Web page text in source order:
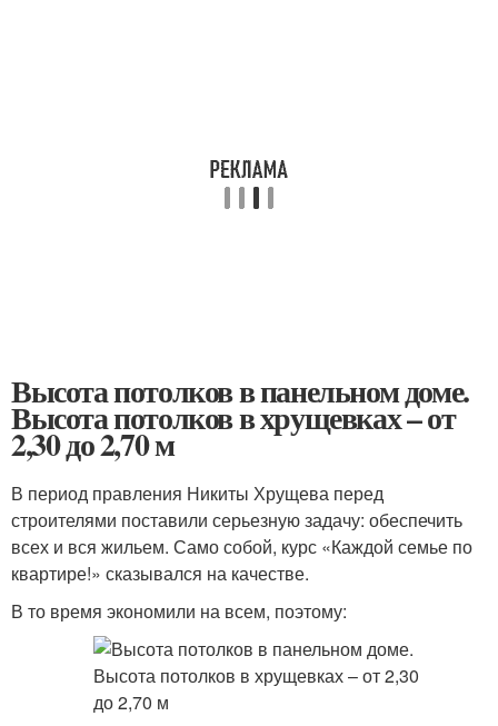
Высота потолков в панельном доме.
Высота потолков в хрущевках – от
2,30 до 2,70 м
В период правления Никиты Хрущева перед
строителями поставили серьезную задачу: обеспечить
всех и вся жильем. Само собой, курс «Каждой семье по
квартире!» сказывался на качестве.
В то время экономили на всем, поэтому: